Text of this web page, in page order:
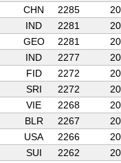
CHN 2285
IND 2281
GEO 2281
IND 2277
FID 2272
SRI 2272
VIE 2268
BLR 2267
USA 2266
SUI 2262